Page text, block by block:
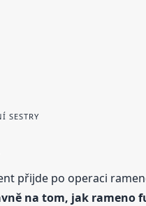
SESTRY
přijde po operaci
na tom, jak rameno